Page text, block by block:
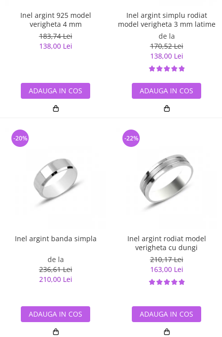
Inel argint 925 model
verigheta 4 mm
183,74 Lei
138,00 Lei
ADAUGA IN COS
Inel argint simplu rodiat
model verigheta 3 mm latime
de la
170,52 Lei
138,00 Lei
ADAUGA IN COS
Inel argint banda simpla
de la
236,61 Lei
210,00 Lei
-20%
ADAUGA IN COS
Inel argint rodiat model
verigheta cu dungi
210,17 Lei
163,00 Lei
-22%
ADAUGA IN COS